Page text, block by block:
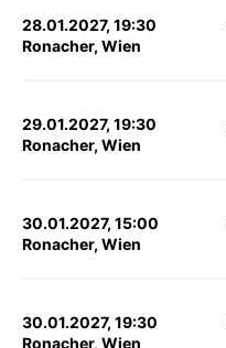
28.01.2027, 19:30
Ronacher, Wien
29.01.2027, 19:30
Ronacher, Wien
30.01.2027, 15:00
Ronacher, Wien
30.01.2027, 19:30
Ronacher, Wien